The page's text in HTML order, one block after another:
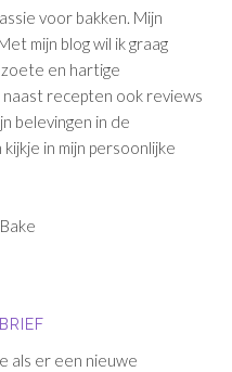
voor bakken. Mijn
mijn blog wil ik graag
en hartige
naast recepten ook reviews
belevingen in de
in mijn persoonlijke
als er een nieuwe